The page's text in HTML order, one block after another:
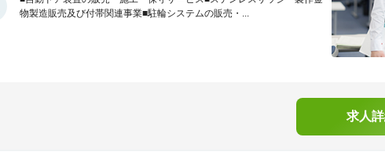
物製造販売及び付帯関連事業■駐輪システムの販売・...
求人